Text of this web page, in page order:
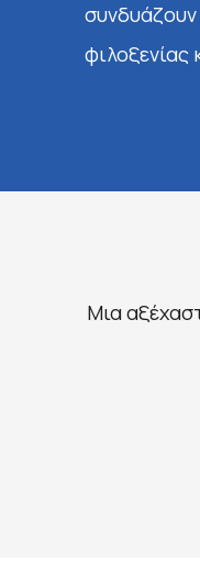
συνδυάζουν
Μια